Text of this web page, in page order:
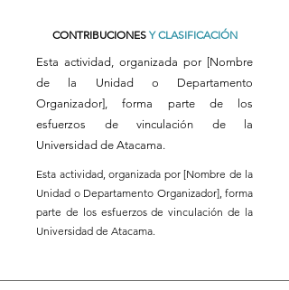
CONTRIBUCIONES Y CLASIFICACIÓN
Esta actividad, organizada por [Nombre
de la Unidad o Departamento
Organizador], forma parte de los
esfuerzos de vinculación de la
Universidad de Atacama.
Esta actividad, organizada por [Nombre de la
Unidad o Departamento Organizador], forma
parte de los esfuerzos de vinculación de la
Universidad de Atacama.